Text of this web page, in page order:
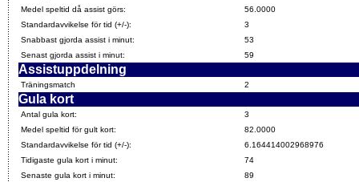
Medel speltid då assist görs:
56.0000
Standardavvikelse för tid (+/-):
3
Snabbast gjorda assist i minut:
53
Senast gjorda assist i minut:
59
Assistuppdelning
Träningsmatch 2
Gula kort
Antal gula kort:
3
Medel speltid för gult kort:
82.0000
Standardavvikelse för tid (+/-):
6.164414002968976
Tidigaste gula kort i minut:
74
Senaste gula kort i minut:
89